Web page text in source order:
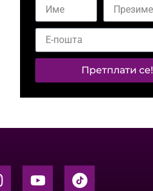
Претплати се!